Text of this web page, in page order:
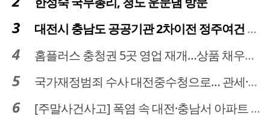
대전시 충남도 공공기관 2차이전 정주여건 확보 시급
홈플러스 충청권 5곳 영업 재개…상품 채우기 ‘속도전’
국가재정범죄 수사 대전중수청으로… 관세·국세 수사 전문인력 주목
[주말사건사고] 폭염 속 대전·충남서 아파트 화재·정전 잇따라…주민 대피·불편